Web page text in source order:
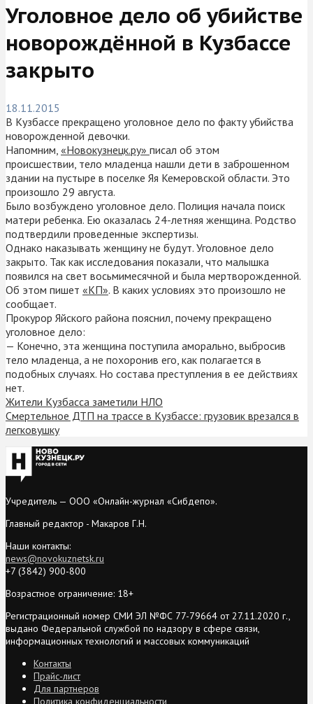
Уголовное дело об убийстве
новорождённой в Кузбассе
закрыто
18.11.2015
В Кузбассе прекращено уголовное дело по факту убийства
новорожденной девочки.
Напомним, «Новокузнецк.ру» писал об этом
происшествии, тело младенца нашли дети в заброшенном
здании на пустыре в поселке Яя Кемеровской области. Это
произошло 29 августа.
Было возбуждено уголовное дело. Полиция начала поиск
матери ребенка. Ею оказалась 24-летняя женщина. Родство
подтвердили проведенные экспертизы.
Однако наказывать женщину не будут. Уголовное дело
закрыто. Так как исследования показали, что малышка
появился на свет восьмимесячной и была мертворожденной.
Об этом пишет «КП». В каких условиях это произошло не
сообщает.
Прокурор Яйского района пояснил, почему прекращено
уголовное дело:
— Конечно, эта женщина поступила аморально, выбросив
тело младенца, а не похоронив его, как полагается в
подобных случаях. Но состава преступления в ее действиях
нет.
Жители Кузбасса заметили НЛО
Смертельное ДТП на трассе в Кузбассе: грузовик врезался в
легковушку
Учредитель — ООО «Онлайн-журнал «Сибдепо».
Главный редактор - Макаров Г.Н.
Наши контакты:
news@novokuznetsk.ru
+7 (3842) 900-800
Возрастное ограничение: 18+
Регистрационный номер СМИ ЭЛ №ФС 77-79664 от 27.11.2020 г.,
выдано Федеральной службой по надзору в сфере связи,
информационных технологий и массовых коммуникаций
Контакты
Прайс-лист
Для партнеров
Политика конфиденциальности